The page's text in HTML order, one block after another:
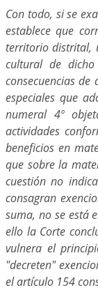
Con todo, si se
establece que
territorio distrital,
cultural de
consecuencias
especiales que
numeral 4º
actividades
beneficios en
que sobre la
cuestión no
consagran
suma, no se está
ello la Corte
vulnera el
"decreten"
el artículo 154